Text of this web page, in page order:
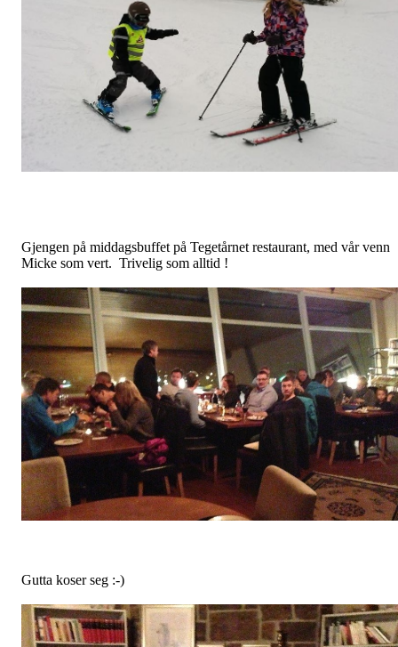
Gjengen på middagsbuffet på Tegetårnet restaurant, med vår venn
Micke som vert. Trivelig som alltid !
Gutta koser seg :-)